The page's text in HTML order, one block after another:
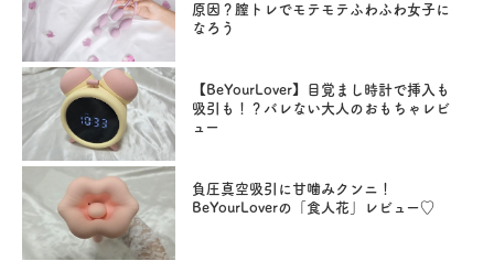
原因？膣トレでモテモテふわふわ女子に
なろう
【BeYourLover】目覚まし時計で挿入も
吸引も！？バレない大人のおもちゃレビ
ュー
負圧真空吸引に甘噛みクンニ！
BeYourLoverの「食人花」レビュー♡